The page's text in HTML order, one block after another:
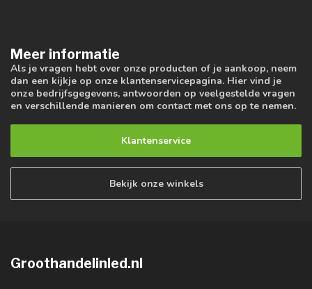
Meer informatie
Als je vragen hebt over onze producten of je aankoop, neem
dan een kijkje op onze klantenservicepagina. Hier vind je
onze bedrijfsgegevens, antwoorden op veelgestelde vragen
en verschillende manieren om contact met ons op te nemen.
Klantenservice
Bekijk onze winkels
Groothandelinled.nl